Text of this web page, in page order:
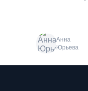
Анна
Юрьева